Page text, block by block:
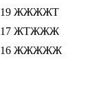
19 ЖЖЖЖТ
17 ЖТЖЖЖ
16 ЖЖЖЖЖ